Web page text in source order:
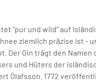
"pur und wild" auf
ziemlich präzise ist -
Der Gin trägt den
und Hüters der
Ólafsson. 1772